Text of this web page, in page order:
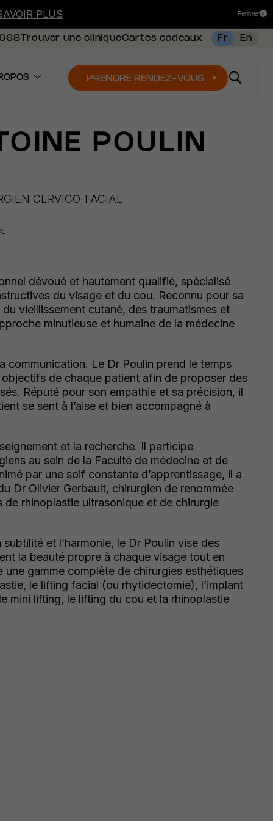
Fermer
PLUS
Trouver une cliniqueCartes cadeaux Fr En
PRENDRE RENDEZ-VOUS
POULIN
CERVICO-FACIAL
dévoué et hautement qualifié, spécialisé
du visage et du cou. Reconnu pour sa
vieillissement cutané, des traumatismes et
minutieuse et humaine de la médecine
communication. Le Dr Poulin prend le temps
de chaque patient afin de proposer des
Réputé pour son empathie et sa précision, il
se sent à l’aise et bien accompagné à
et la recherche. Il participe
au sein de la Faculté de médecine et de
par une soif constante d’apprentissage, il a
Dr Olivier Gerbault, chirurgien de renommée
rhinoplastie ultrasonique et de chirurgie
et l’harmonie, le Dr Poulin vise des
la beauté propre à chaque visage tout en
une gamme complète de chirurgies esthétiques
le lifting facial (ou rhytidectomie), l’implant
mini lifting, le lifting du cou et la rhinoplastie